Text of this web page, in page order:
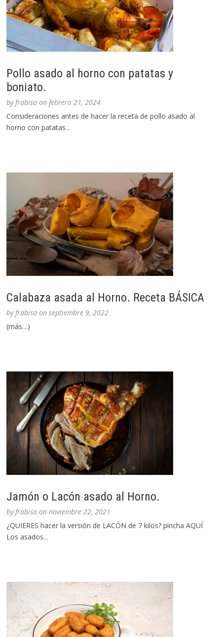
Pollo asado al horno con patatas y
boniato.
byfrabisa onfebrero 21, 2024
Consideraciones antes de hacer la receta de pollo asado al
horno con patatas...
Calabaza asada al Horno. Receta BÁSICA
byfrabisa onseptiembre 9, 2022
(más…)
Jamón o Lacón asado al Horno.
byfrabisa onnoviembre 22, 2021
¿QUIERES hacer la versión de LACÓN de 7 kilos? pincha AQUÍ
Los asados...